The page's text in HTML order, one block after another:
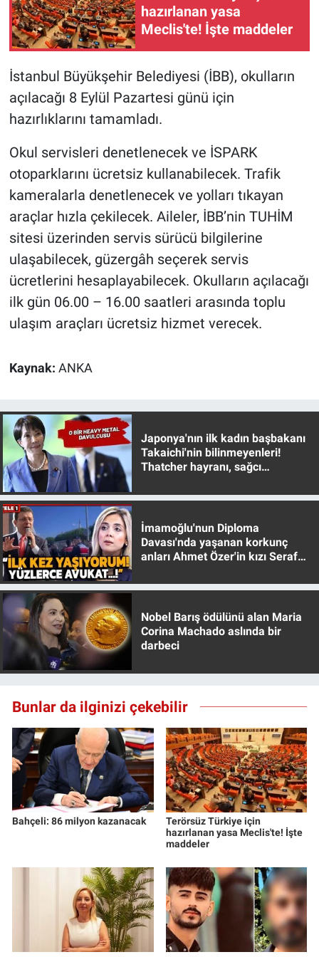
hazırlanan yasa
Meclis'te! İşte maddeler
İstanbul Büyükşehir Belediyesi (İBB), okulların
açılacağı 8 Eylül Pazartesi günü için
hazırlıklarını tamamladı.
Okul servisleri denetlenecek ve İSPARK
otoparklarını ücretsiz kullanabilecek. Trafik
kameralarla denetlenecek ve yolları tıkayan
araçlar hızla çekilecek. Aileler, İBB’nin TUHİM
sitesi üzerinden servis sürücü bilgilerine
ulaşabilecek, güzergâh seçerek servis
ücretlerini hesaplayabilecek. Okulların açılacağı
ilk gün 06.00 – 16.00 saatleri arasında toplu
ulaşım araçları ücretsiz hizmet verecek.
Kaynak: ANKA
Japonya'nın ilk kadın başbakanı
Takaichi'nin bilinmeyenleri!
Thatcher hayranı, sağcı
İmamoğlu'nun Diploma
Davası'nda yaşanan korkunç
anları Ahmet Özer'in kızı Seraf
Nobel Barış ödülünü alan Maria
Corina Machado aslında bir
darbeci
Bunlar da ilginizi çekebilir
Bahçeli: 86 milyon kazanacak
Terörsüz Türkiye için
hazırlanan yasa Meclis'te! İşte
maddeler
Gündem Özel
Günün görüntüsü
Haber
Kimdir
Koronavirüs
Kültür Sanat
Ne demişti
Nedir
Popüler
Sağlık
Spor
Teknoloji
Türkiye'nin Geleceği
Türkiye'nin Gündemi
Yerel Gündem
Yerel Yaşam